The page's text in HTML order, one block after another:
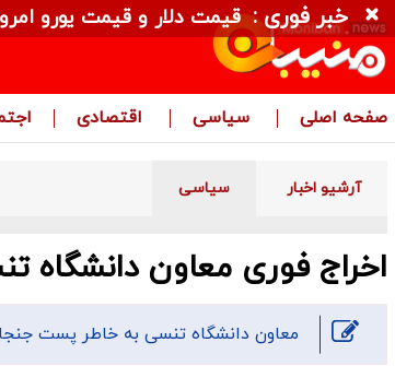
صفحه اصلی سیاسی اقتصادی
آرشیو اخبار سیاسی
اخراج فوری معاون دانشگاه
معاون دانشگاه تنسی به خاطر پست
خبر فوری : قیمت دلار و قیمت یورو امروز یکشنبه ۱۸